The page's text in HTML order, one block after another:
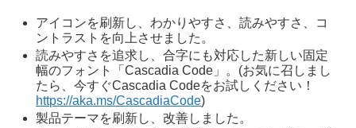
アイコンを刷新し、わかりやすさ、読みやすさ、コ
ントラストを向上させました。
読みやすさを追求し、合字にも対応した新しい固定
幅のフォント「Cascadia Code」。(お気に召しまし
たら、今すぐCascadia Codeをお試しください！
https://aka.ms/CascadiaCode)
製品テーマを刷新し、改善しました。